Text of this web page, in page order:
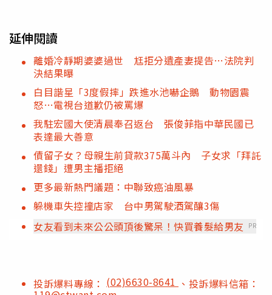
延伸閱讀
離婚冷靜期婆婆過世 尪拒分遺產妻提告…法院判
決結果曝
白目諧星「3度假摔」跌進水池嚇企鵝 動物園震
怒…電視台道歉仍被罵爆
我駐宏國大使清晨奉召返台 張俊菲指中華民國已
表達最大善意
債留子女？母親生前貸款375萬斗內 子女求「拜託
還錢」遭男主播拒絕
更多最新熱門議題：中聯致癌油風暴
躲機車失控撞店家 台中男駕駛酒駕釀3傷
女友看到未來公公頭頂後驚呆！快買養髮給男友
PR
投訴爆料專線： (02)6630-8641 、投訴爆料信箱：